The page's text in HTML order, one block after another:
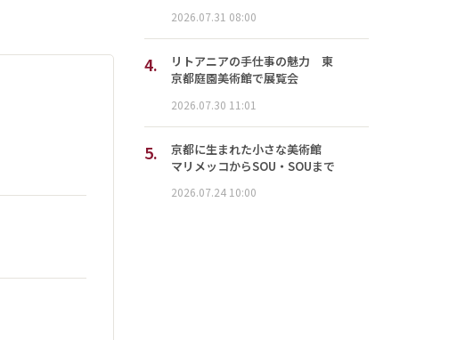
2026.07.31 08:00
4.
リトアニアの手仕事の魅力 東
京都庭園美術館で展覧会
2026.07.30 11:01
5.
京都に生まれた小さな美術館
マリメッコからSOU・SOUまで
2026.07.24 10:00